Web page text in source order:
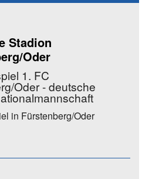
Stadion
Oder
1. FC
Oder - deutsche
in Fürstenberg/Oder